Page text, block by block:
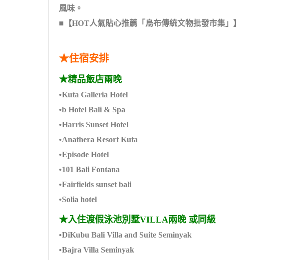
風味。
■【HOT人氣貼心推薦「烏布傳統文物批發市集」】
★住宿安排
★精品飯店兩晚
•Kuta Galleria Hotel
•b Hotel Bali & Spa
•Harris Sunset Hotel
•Anathera Resort Kuta
•Episode Hotel
•101 Bali Fontana
•Fairfields sunset bali
•Solia hotel
★入住渡假泳池別墅VILLA兩晚 或同級
•DiKubu Bali Villa and Suite Seminyak
•Bajra Villa Seminyak